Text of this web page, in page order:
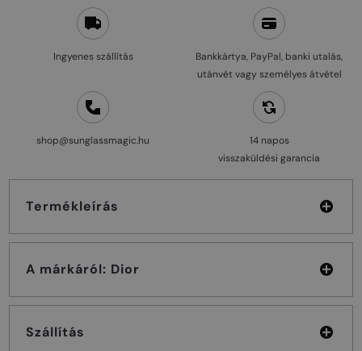
Ingyenes szállítás
Bankkártya, PayPal, banki utalás,
utánvét vagy személyes átvétel
shop@sunglassmagic.hu
14 napos
visszaküldési garancia
Termékleírás
A márkáról: Dior
Szállítás